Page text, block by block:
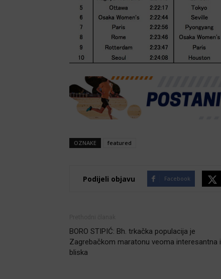
OZNAKE featured
Podijeli objavu Facebook
BORO STIPIĆ: Bh. trkačka populacija je
Zagrebačkom maratonu veoma interesantna i
bliska